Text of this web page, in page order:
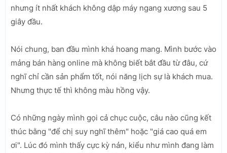
nhưng ít nhất khách không dập máy ngang xương sau 5
giây đầu.
Nói chung, ban đầu mình khá hoang mang. Mình bước vào
mảng bán hàng online mà không biết bắt đầu từ đâu, cứ
nghĩ chỉ cần sản phẩm tốt, nói năng lịch sự là khách mua.
Nhưng thực tế thì không màu hồng vậy.
Có những ngày mình gọi cả chục cuộc, câu nào cũng kết
thúc bằng "để chị suy nghĩ thêm" hoặc "giá cao quá em
ơi". Lúc đó mình thấy cực kỳ nản, kiểu như mình đang làm